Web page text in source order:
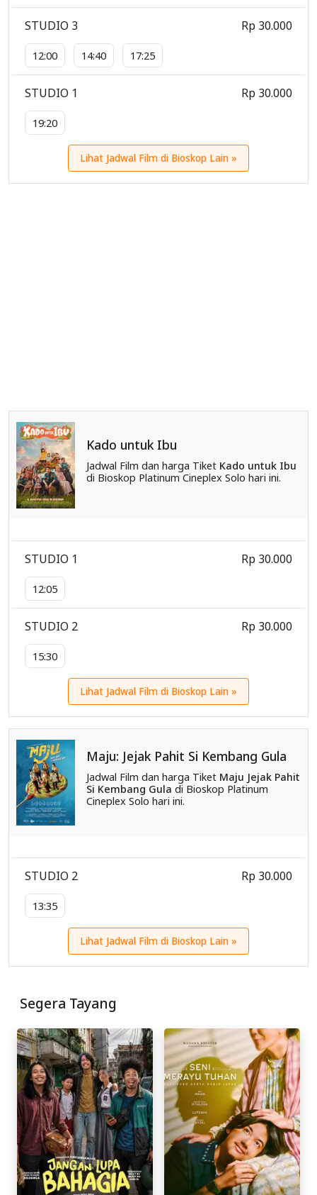
STUDIO 3
12:00 14:40 17:25
Rp 30.000
STUDIO 1
19:20
Rp 30.000
Lihat Jadwal Film di Bioskop Lain »
Kado untuk Ibu
Jadwal Film dan harga Tiket Kado untuk Ibu
di Bioskop Platinum Cineplex Solo hari ini.
STUDIO 1
12:05
Rp 30.000
STUDIO 2
15:30
Rp 30.000
Lihat Jadwal Film di Bioskop Lain »
Maju: Jejak Pahit Si Kembang Gula
Jadwal Film dan harga Tiket Maju Jejak Pahit
Si Kembang Gula di Bioskop Platinum
Cineplex Solo hari ini.
STUDIO 2
13:35
Rp 30.000
Lihat Jadwal Film di Bioskop Lain »
Segera Tayang